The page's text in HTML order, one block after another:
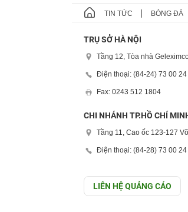
TIN TỨC BÓNG ĐÁ
TRỤ SỞ HÀ NỘI
Tầng 12, Tòa nhà
Điện thoại: (84-24) 73 00
Fax: 0243 512 1804
CHI NHÁNH TP.HỒ CHÍ
Tầng 11, Cao ốc 123-127
Điện thoại: (84-28) 73 00 24
LIÊN HỆ QUẢNG CÁO